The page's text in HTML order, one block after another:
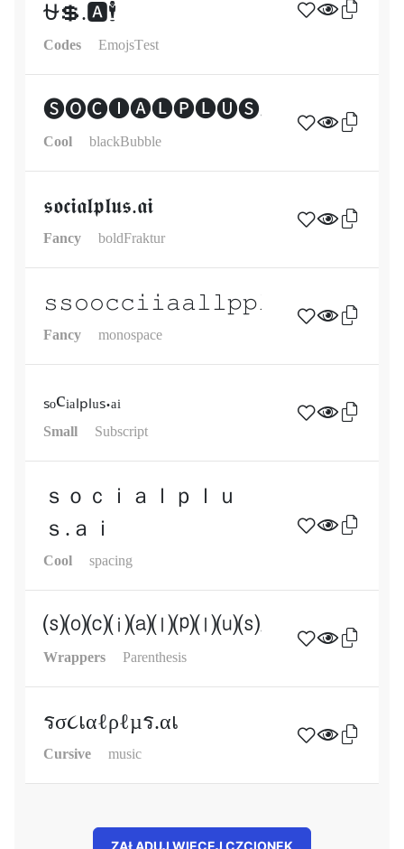
⛎💲.🅰🕴
Codes EmojsTest
🅢🅞🅒🅘🅐🅛🅟🅛🅤🅢.🅐🅘
Cool blackBubble
𝖘𝖔𝖈𝖎𝖆𝖑𝖕𝖑𝖚𝖘.𝖆𝖎
Fancy boldFraktur
Fancy monospace
ₛₒcᵢₐₗₚₗᵤₛ.ₐᵢ
Small Subscript
ｓｏｃｉａｌｐｌｕ
ｓ.ａｉ
Cool spacing
⒮⒪⒞⒤⒜⒧⒫⒧⒰⒮.⒜⒤
Wrappers Parenthesis
รσ૮เαℓρℓµร.αเ
Cursive music